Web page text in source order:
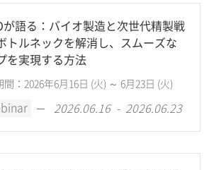
が語る：バイオ製造と次世代精製戦
トルネックを解消し、スムーズな
を実現する方法
：2026年6月16日 (火) ～ 6月23日 (火)
2026.06.16 - 2026.06.23